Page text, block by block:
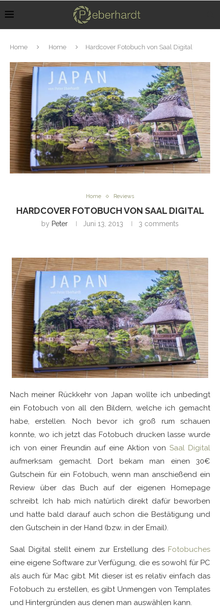
Home Home Hardcover Fotobuch von Saal Digital
Home Reviews
HARDCOVER FOTOBUCH VON SAAL DIGITAL
by Peter Juni 13, 2013 3 comments
Nach meiner Rückkehr von Japan wollte ich unbedingt
ein Fotobuch von all den Bildern, welche ich gemacht
habe, erstellen. Noch bevor ich groß rum schauen
konnte, wo ich jetzt das Fotobuch drucken lasse wurde
ich von einer Freundin auf eine Aktion von Saal Digital
aufmerksam gemacht. Dort bekam man einen 30€
Gutschein für ein Fotobuch, wenn man anschießend ein
Review über das Buch auf der eigenen Homepage
schreibt. Ich hab mich natürlich direkt dafür beworben
und hatte bald darauf auch schon die Bestätigung und
den Gutschein in der Hand (bzw. in der Email).
Saal Digital stellt einem zur Erstellung des Fotobuches
eine eigene Software zur Verfügung, die es sowohl für PC
als auch für Mac gibt. Mit dieser ist es relativ einfach das
Fotobuch zu erstellen, es gibt Unmengen von Templates
und Hintergründen aus denen man auswählen kann.